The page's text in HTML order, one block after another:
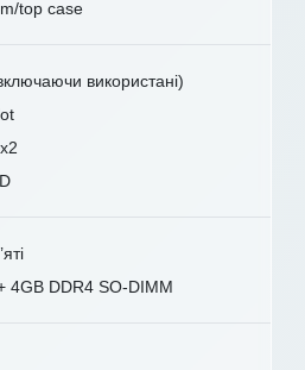
top case
використані)
4GB DDR4 SO-DIMM